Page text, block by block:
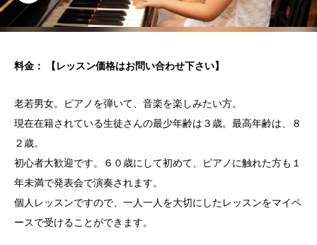
料金： 【レッスン価格はお問い合わせ下さい】
老若男女。ピアノを弾いて、音楽を楽しみたい方。
現在在籍されている生徒さんの最少年齢は３歳。最高年齢は、８
２歳。
初心者大歓迎です。６０歳にして初めて、ピアノに触れた方も１
年未満で発表会で演奏されます。
個人レッスンですので、一人一人を大切にしたレッスンをマイペ
ースで受けることができます。